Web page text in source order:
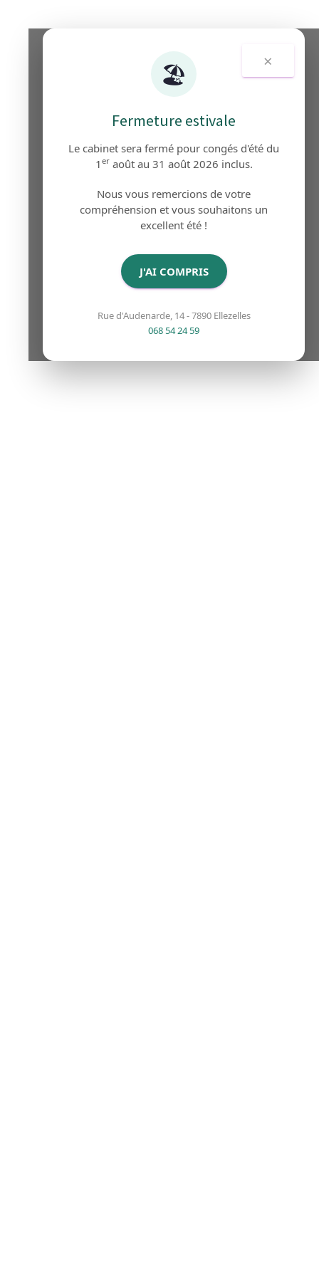
×
🏖️
Fermeture estivale
Le cabinet sera fermé pour congés d'été du
1 eraoût au 31 août 2026 inclus.
Nous vous remercions de votre
compréhension et vous souhaitons un
excellent été !
J'AI COMPRIS
Rue d'Audenarde, 14 - 7890 Ellezelles
068 54 24 59